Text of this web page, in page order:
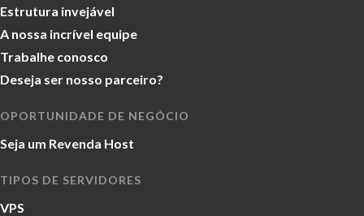
Estrutura invejável
A nossa incrível equipe
Trabalhe conosco
Deseja ser nosso parceiro?
OPORTUNIDADE DE NEGÓCIO
Seja um Revenda Host
TIPOS DE SERVIDORES
VPS